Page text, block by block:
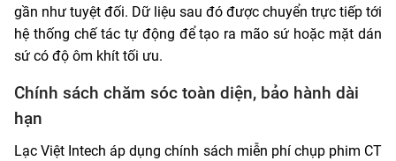
gần như tuyệt đối. Dữ liệu sau đó được chuyển trực tiếp tới
hệ thống chế tác tự động để tạo ra mão sứ hoặc mặt dán
sứ có độ ôm khít tối ưu.
Chính sách chăm sóc toàn diện, bảo hành dài
hạn
Lạc Việt Intech áp dụng chính sách miễn phí chụp phim CT